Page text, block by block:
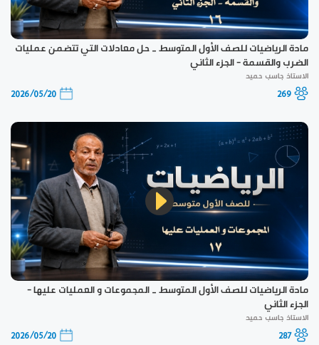
مادة الرياضيات للصف الأول المتوسط _ حل معادلات التي تتضمن عمليات
الضرب والقسمة - الجزء الثاني
الاستاذ جاسب حميد
269
2026/05/20
مادة الرياضيات للصف الأول المتوسط _ المجموعات و العمليات عليها -
الجزء الثاني
الاستاذ جاسب حميد
287
2026/05/20